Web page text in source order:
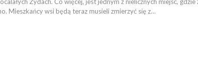
Mieszkańcy wsi będą teraz musieli zmierzyć się z…